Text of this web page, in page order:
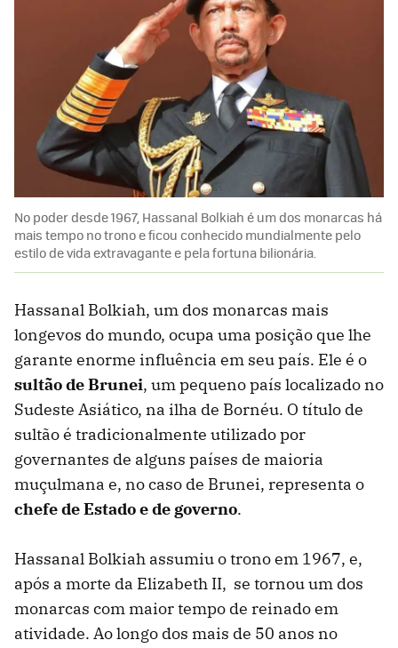
No poder desde 1967, Hassanal Bolkiah é um dos monarcas há
mais tempo no trono e ficou conhecido mundialmente pelo
estilo de vida extravagante e pela fortuna bilionária.
Hassanal Bolkiah, um dos monarcas mais
longevos do mundo, ocupa uma posição que lhe
garante enorme influência em seu país. Ele é o
sultão de Brunei, um pequeno país localizado no
Sudeste Asiático, na ilha de Bornéu. O título de
sultão é tradicionalmente utilizado por
governantes de alguns países de maioria
muçulmana e, no caso de Brunei, representa o
chefe de Estado e de governo.
Hassanal Bolkiah assumiu o trono em 1967, e,
após a morte da Elizabeth II, se tornou um dos
monarcas com maior tempo de reinado em
atividade. Ao longo dos mais de 50 anos no